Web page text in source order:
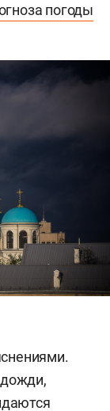
погоды